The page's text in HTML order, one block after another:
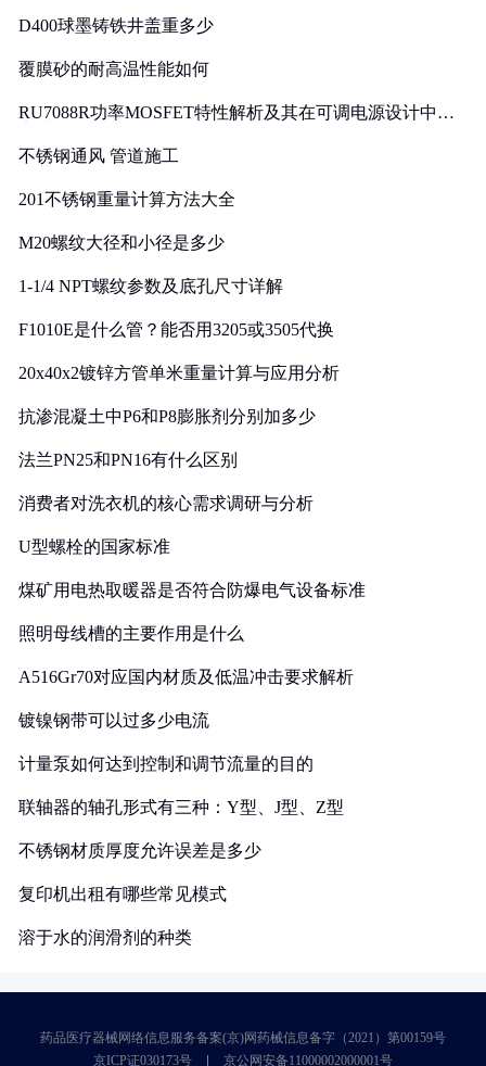
D400球墨铸铁井盖重多少
覆膜砂的耐高温性能如何
RU7088R功率MOSFET特性解析及其在可调电源设计中的
不锈钢通风 管道施工
201不锈钢重量计算方法大全
M20螺纹大径和小径是多少
1-1/4 NPT螺纹参数及底孔尺寸详解
F1010E是什么管？能否用3205或3505代换
20x40x2镀锌方管单米重量计算与应用分析
抗渗混凝土中P6和P8膨胀剂分别加多少
法兰PN25和PN16有什么区别
消费者对洗衣机的核心需求调研与分析
U型螺栓的国家标准
煤矿用电热取暖器是否符合防爆电气设备标准
照明母线槽的主要作用是什么
A516Gr70对应国内材质及低温冲击要求解析
镀镍钢带可以过多少电流
计量泵如何达到控制和调节流量的目的
联轴器的轴孔形式有三种：Y型、J型、Z型
不锈钢材质厚度允许误差是多少
复印机出租有哪些常见模式
溶于水的润滑剂的种类
药品医疗器械网络信息服务备案(京)网药械信息备字（2021）第00159号
京ICP证030173号
京公网安备11000002000001号